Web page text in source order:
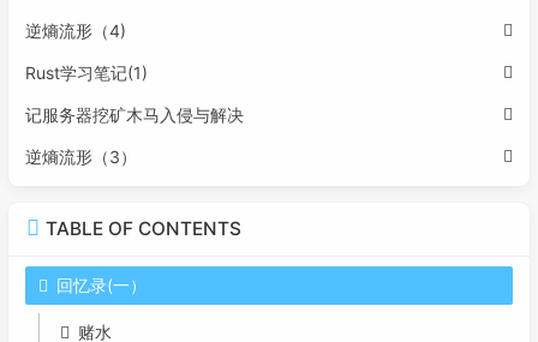
逆熵流形（4)
Rust学习笔记(1)
记服务器挖矿木马入侵与解决
逆熵流形（3）
TABLE OF CONTENTS
回忆录(一）
赌水